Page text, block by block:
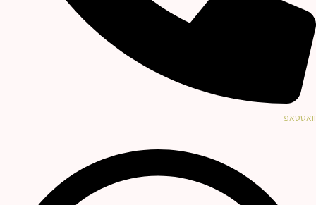
וואטסאפ